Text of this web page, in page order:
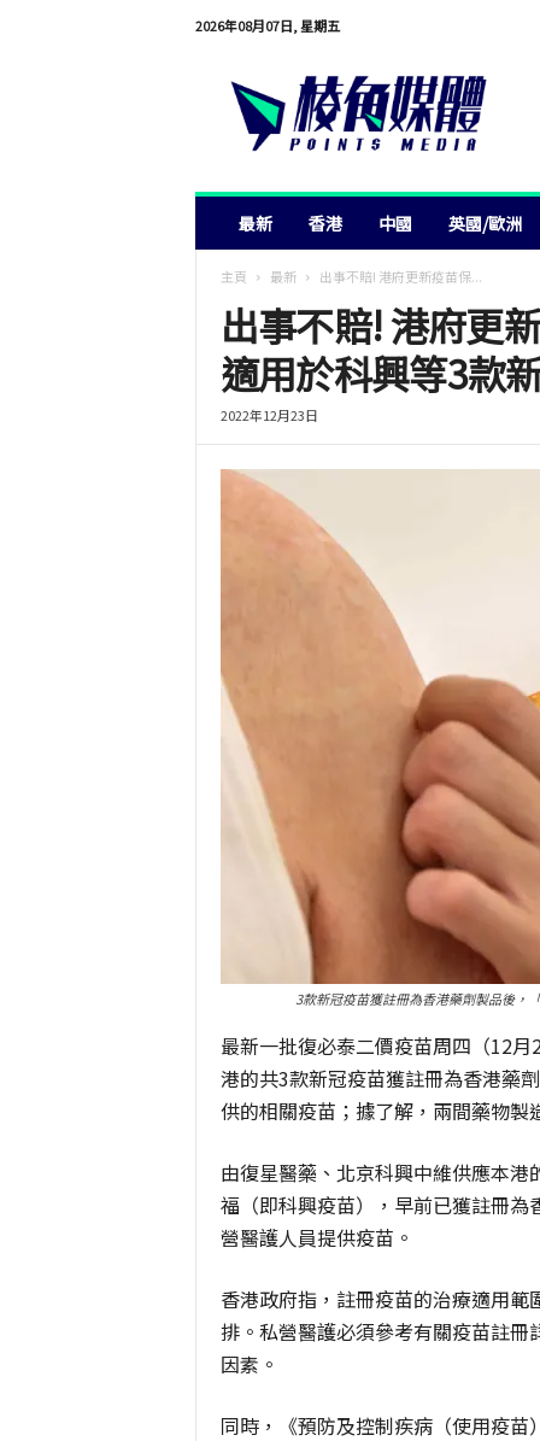
2026年08月07日, 星期五
最新 香港 中國 英國/歐洲
主頁 最新 出事不賠! 港府更新疫苗保...
出事不賠! 港府更
適用於科興等3款
2022年12月23日
3款新冠疫苗獲註冊為香港藥劑製品後，
最新一批復必泰二價疫苗周四（12
港的共3款新冠疫苗獲註冊為香港藥
供的相關疫苗；據了解，兩間藥物
由復星醫藥、北京科興中維供應本
福（即科興疫苗），早前已獲註冊
營醫護人員提供疫苗。
香港政府指，註冊疫苗的治療適用
排。私營醫護必須參考有關疫苗註
因素。
同時，《預防及控制疾病（使用疫